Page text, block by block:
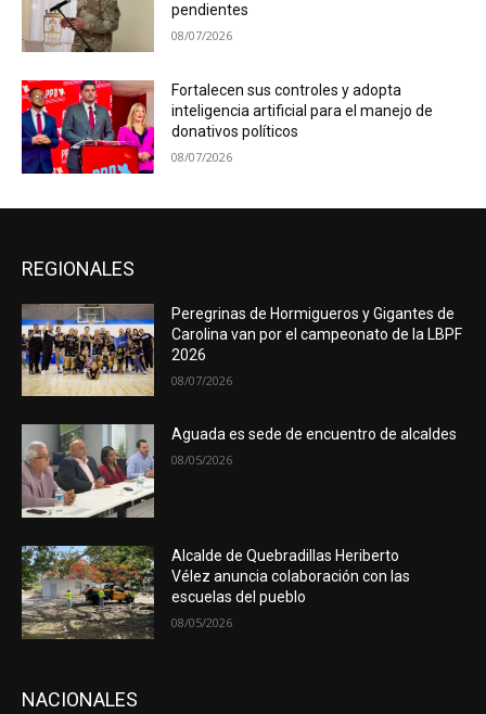
pendientes
08/07/2026
Fortalecen sus controles y adopta
inteligencia artificial para el manejo de
donativos políticos
08/07/2026
REGIONALES
Peregrinas de Hormigueros y Gigantes de
Carolina van por el campeonato de la LBPF
2026
08/07/2026
Aguada es sede de encuentro de alcaldes
08/05/2026
Alcalde de Quebradillas Heriberto
Vélez anuncia colaboración con las
escuelas del pueblo
08/05/2026
NACIONALES